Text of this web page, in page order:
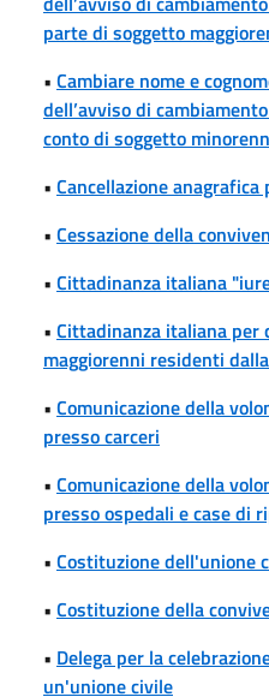
parte di soggetto
• Cambiare nome e
dell’avviso di
conto di soggetto
• Cancellazione
• Cessazione della
• Cittadinanza italiana
• Cittadinanza italiana
maggiorenni residenti
• Comunicazione della
presso carceri
• Comunicazione della
presso ospedali e case di
• Costituzione dell'unione
• Costituzione della
• Delega per la
un'unione civile